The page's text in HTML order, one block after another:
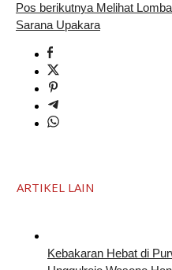
Pos berikutnyaMelihat
Sarana Upakara
ARTIKEL LAIN
Kebakaran Hebat di